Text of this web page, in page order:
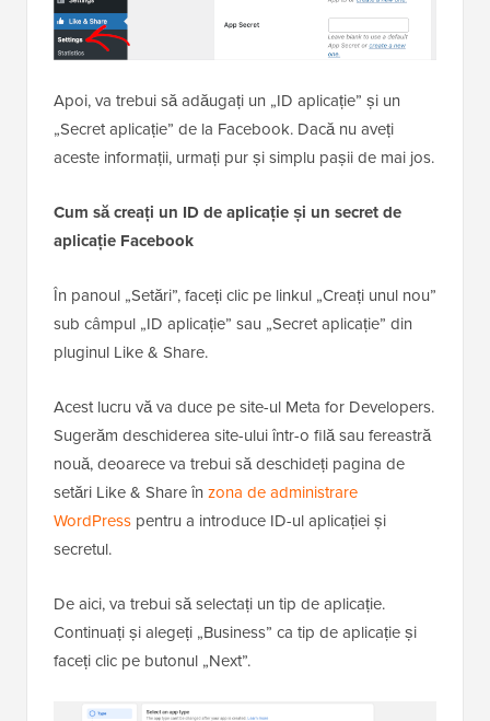
Apoi, va trebui să adăugați un „ID aplicație” și un
„Secret aplicație” de la Facebook. Dacă nu aveți
aceste informații, urmați pur și simplu pașii de mai jos.
Cum să creați un ID de aplicație și un secret de
aplicație Facebook
În panoul „Setări”, faceți clic pe linkul „Creați unul nou”
sub câmpul „ID aplicație” sau „Secret aplicație” din
pluginul Like & Share.
Acest lucru vă va duce pe site-ul Meta for Developers.
Sugerăm deschiderea site-ului într-o filă sau fereastră
nouă, deoarece va trebui să deschideți pagina de
setări Like & Share în zona de administrare
WordPress pentru a introduce ID-ul aplicației și
secretul.
De aici, va trebui să selectați un tip de aplicație.
Continuați și alegeți „Business” ca tip de aplicație și
faceți clic pe butonul „Next”.